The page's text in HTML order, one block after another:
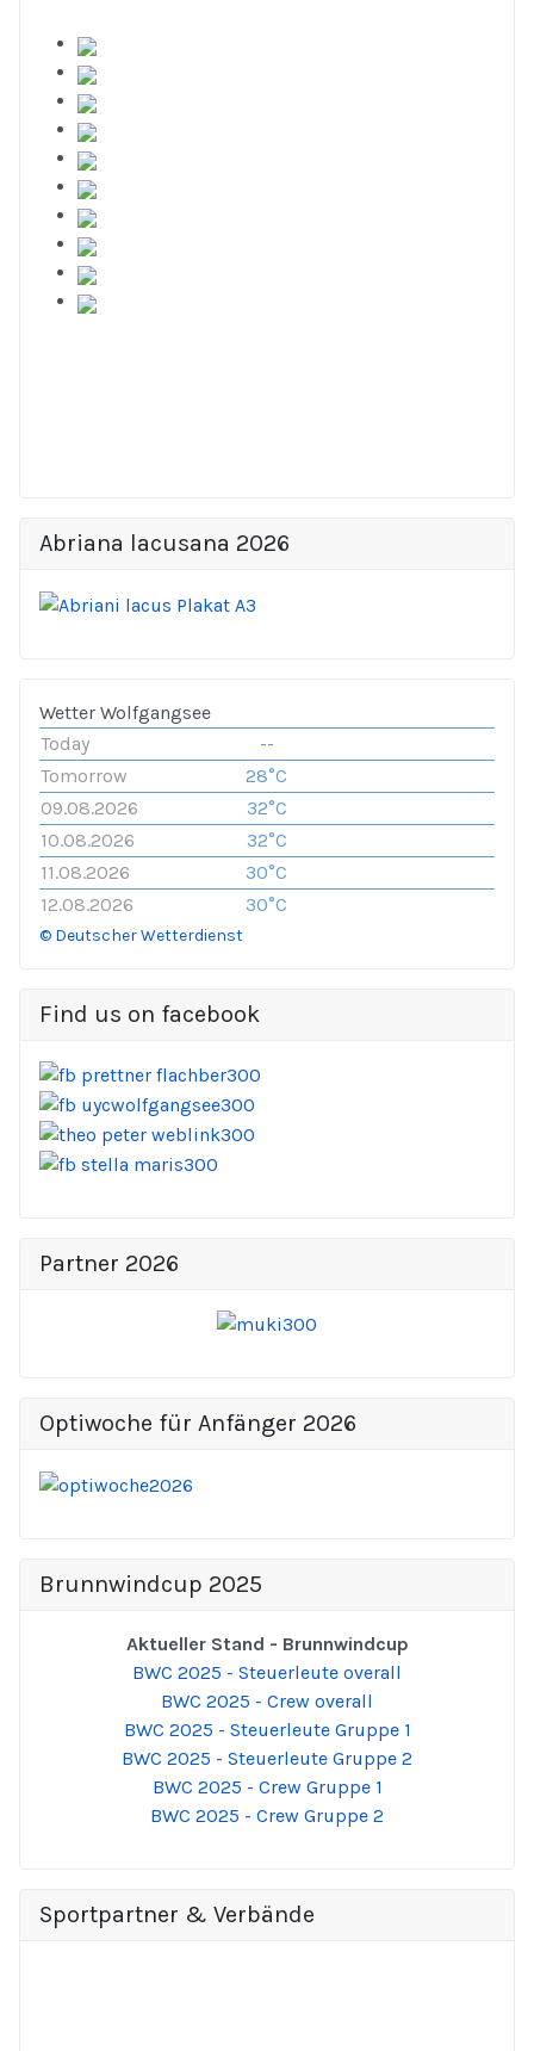
Abriana lacusana 2026
Wetter Wolfgangsee
Today
--
Tomorrow
28°C
09.08.2026
32°C
10.08.2026
32°C
11.08.2026
30°C
12.08.2026
30°C
© Deutscher Wetterdienst
Find us on facebook
Partner 2026
Optiwoche für Anfänger 2026
Brunnwindcup 2025
Aktueller Stand - Brunnwindcup
BWC 2025 - Steuerleute overall
BWC 2025 - Crew overall
BWC 2025 - Steuerleute Gruppe 1
BWC 2025 - Steuerleute Gruppe 2
BWC 2025 - Crew Gruppe 1
BWC 2025 - Crew Gruppe 2
Sportpartner & Verbände